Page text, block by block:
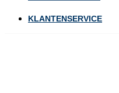
KLANTENSERVICE